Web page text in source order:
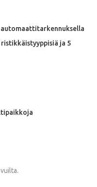
automaattitarkennuksella
ja 5